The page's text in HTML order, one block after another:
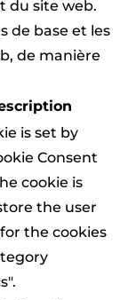
du site web.
de base et les
de manière
is set by
Consent
cookie is
the user
the cookies